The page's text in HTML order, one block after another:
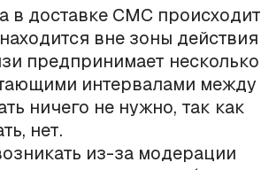
в доставке СМС происходит
вне зоны действия
предпринимает несколько
интервалами между
ничего не нужно, так как
нет.
из-за модерации